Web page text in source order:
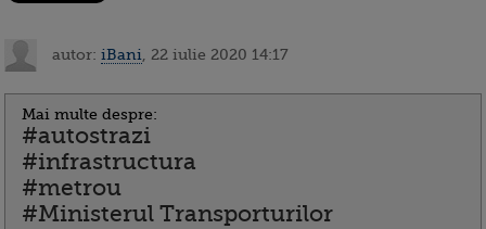
autor: iBani , 22 iulie 2020 14:17
Mai multe despre:
#autostrazi
#infrastructura
#metrou
#Ministerul Transporturilor